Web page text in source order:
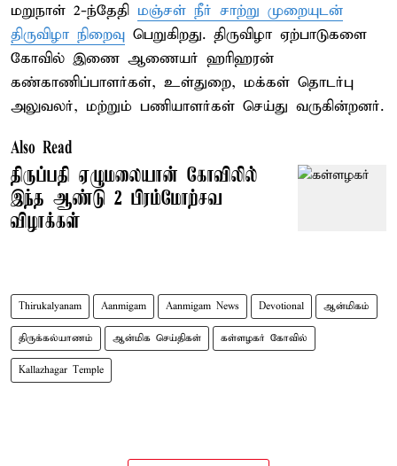
மறுநாள் 2-ந்தேதி மஞ்சள் நீர் சாற்று முறையுடன்
திருவிழா நிறைவு பெறுகிறது. திருவிழா ஏற்பாடுகளை
கோவில் இணை ஆணையர் ஹரிஹரன்
கண்காணிப்பாளர்கள், உள்துறை, மக்கள் தொடர்பு
அலுவலர், மற்றும் பணியாளர்கள் செய்து வருகின்றனர்.
Also Read
திருப்பதி ஏழுமலையான் கோவிலில்
இந்த ஆண்டு 2 பிரம்மோற்சவ
விழாக்கள்
Thirukalyanam Aanmigam Aanmigam News Devotional ஆன்மிகம்
திருக்கல்யாணம் ஆன்மிக செய்திகள் கள்ளழகர் கோவில்
Kallazhagar Temple